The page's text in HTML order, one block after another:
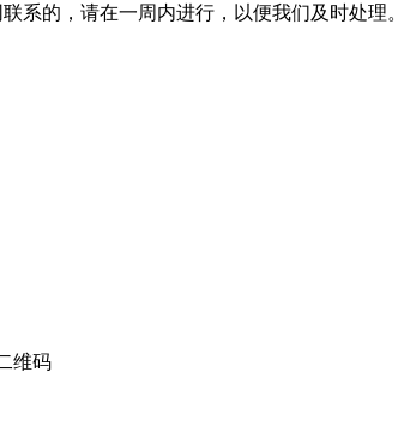
系的，请在一周内进行，以便我们及时处理。
维码